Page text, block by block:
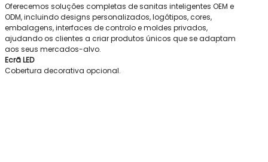
Oferecemos soluções completas de sanitas inteligentes OEM e
ODM, incluindo designs personalizados, logótipos, cores,
embalagens, interfaces de controlo e moldes privados,
ajudando os clientes a criar produtos únicos que se adaptam
aos seus mercados-alvo.
Ecrã LED
Cobertura decorativa opcional.